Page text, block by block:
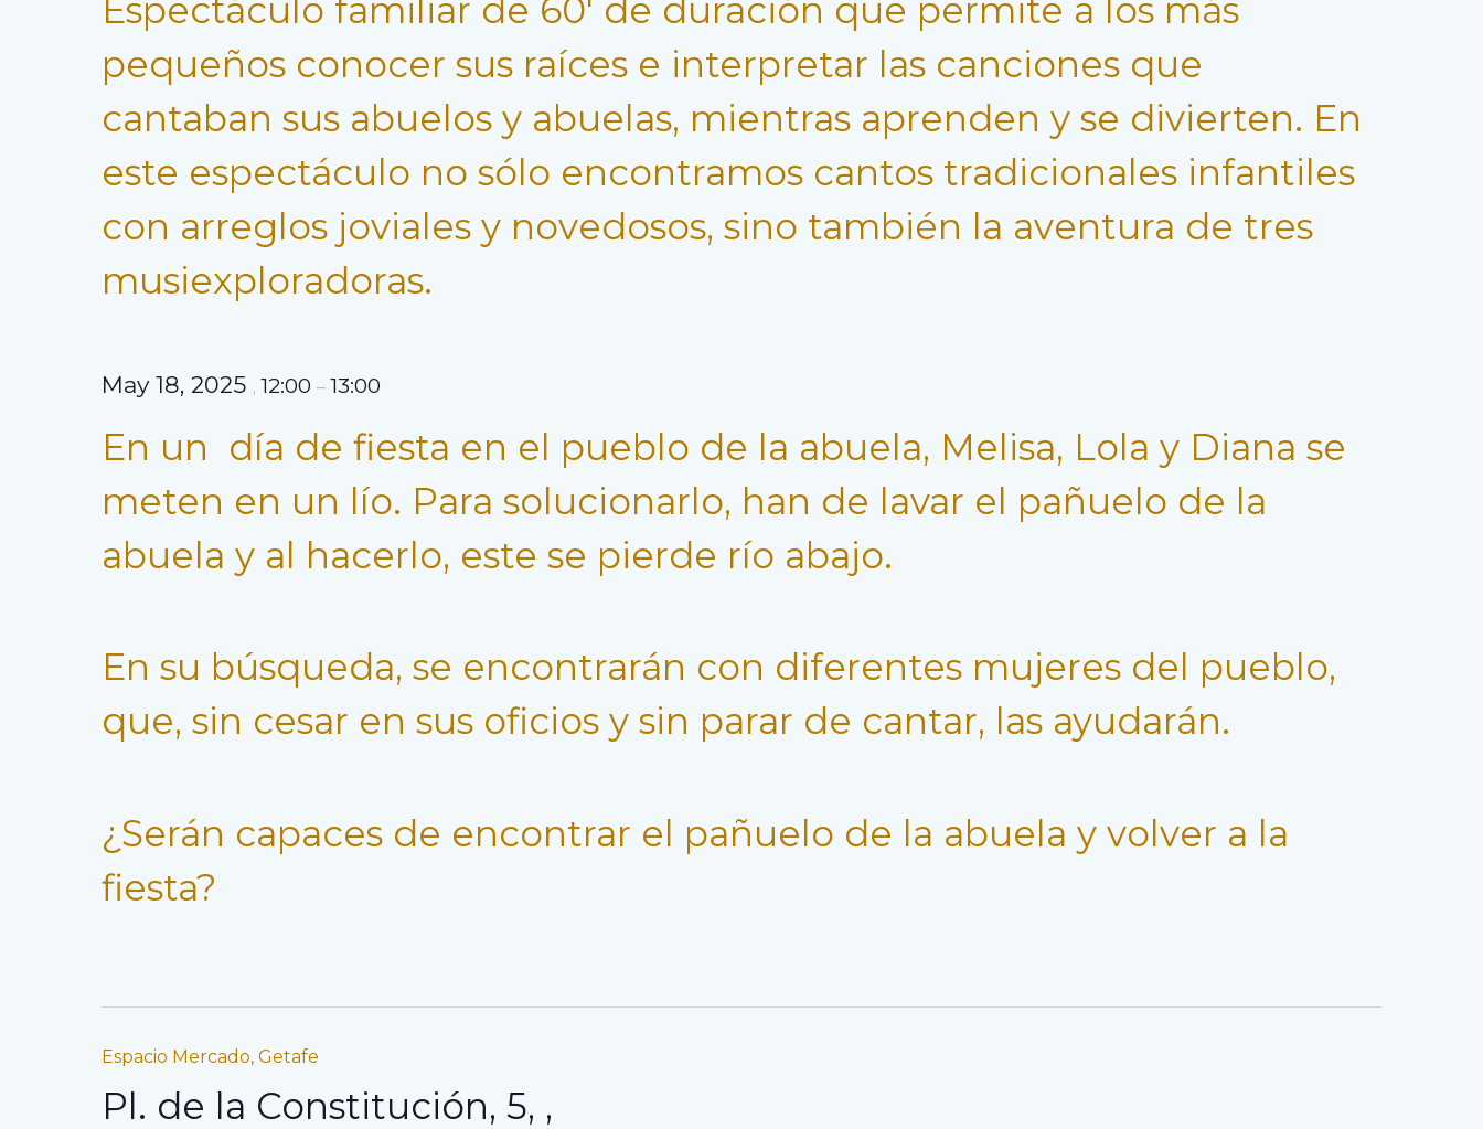
Espectáculo familiar de 60′ de duración que permite a los más
pequeños conocer sus raíces e interpretar las canciones que
cantaban sus abuelos y abuelas, mientras aprenden y se divierten. En
este espectáculo no sólo encontramos cantos tradicionales infantiles
con arreglos joviales y novedosos, sino también la aventura de tres
musiexploradoras.
May 18, 2025 , 12:00 – 13:00
En un día de fiesta en el pueblo de la abuela, Melisa, Lola y Diana se
meten en un lío. Para solucionarlo, han de lavar el pañuelo de la
abuela y al hacerlo, este se pierde río abajo.
En su búsqueda, se encontrarán con diferentes mujeres del pueblo,
que, sin cesar en sus oficios y sin parar de cantar, las ayudarán.
¿Serán capaces de encontrar el pañuelo de la abuela y volver a la
fiesta?
Espacio Mercado, Getafe
Pl. de la Constitución, 5, ,